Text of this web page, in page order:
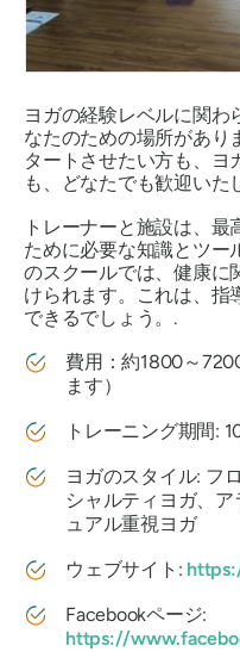
ヨガの経験レベルに関わ
なたのための場所があり
タートさせたい方も、ヨ
も、どなたでも歓迎いた
トレーナーと施設は、
ために必要な知識とツー
のスクールでは、健康に
けられます。これは、指
できるでしょう。.
費用：約1800～
ます）
トレーニング期間:
ヨガのスタイル: フ
シャルティヨガ、
ュアル重視ヨガ
ウェブサイト:
Facebookページ:
https://